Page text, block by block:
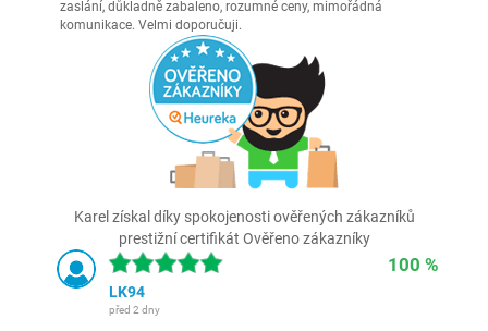
zaslání, důkladně zabaleno, rozumné ceny, mimořádná
komunikace. Velmi doporučuji.
Karel získal díky spokojenosti ověřených zákazníků
prestižní certifikát Ověřeno zákazníky
100 %
LK94
před 2 dny